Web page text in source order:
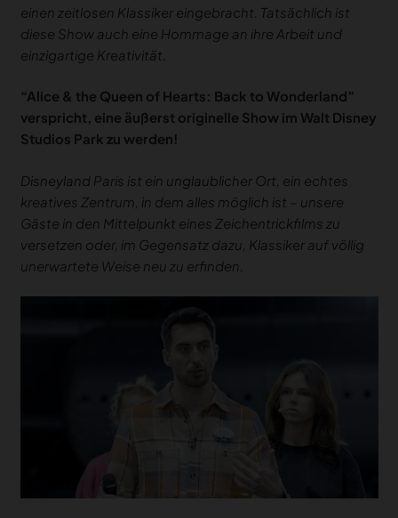
einen zeitlosen Klassiker eingebracht. Tatsächlich ist
diese Show auch eine Hommage an ihre Arbeit und
einzigartige Kreativität.
“Alice & the Queen of Hearts: Back to Wonderland”
verspricht, eine äußerst originelle Show im Walt Disney
Studios Park zu werden!
Disneyland Paris ist ein unglaublicher Ort, ein echtes
kreatives Zentrum, in dem alles möglich ist – unsere
Gäste in den Mittelpunkt eines Zeichentrickfilms zu
versetzen oder, im Gegensatz dazu, Klassiker auf völlig
unerwartete Weise neu zu erfinden.